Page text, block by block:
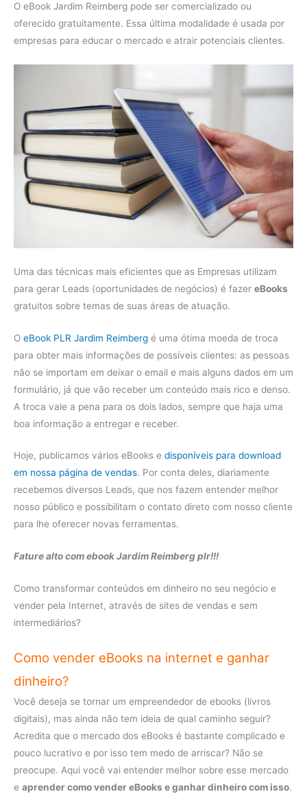
O eBook Jardim Reimberg pode ser comercializado ou
oferecido gratuitamente. Essa última modalidade é usada por
empresas para educar o mercado e atrair potenciais clientes.
Uma das técnicas mais eficientes que as Empresas utilizam
para gerar Leads (oportunidades de negócios) é fazer eBooks
gratuitos sobre temas de suas áreas de atuação.
O eBook PLR Jardim Reimberg é uma ótima moeda de troca
para obter mais informações de possíveis clientes: as pessoas
não se importam em deixar o email e mais alguns dados em um
formulário, já que vão receber um conteúdo mais rico e denso.
A troca vale a pena para os dois lados, sempre que haja uma
boa informação a entregar e receber.
Hoje, publicamos vários eBooks e disponíveis para download
em nossa página de vendas. Por conta deles, diariamente
recebemos diversos Leads, que nos fazem entender melhor
nosso público e possibilitam o contato direto com nosso cliente
para lhe oferecer novas ferramentas.
Fature alto com ebook Jardim Reimberg plr!!!
Como transformar conteúdos em dinheiro no seu negócio e
vender pela Internet, através de sites de vendas e sem
intermediários?
Como vender eBooks na internet e ganhar
dinheiro?
Você deseja se tornar um empreendedor de ebooks (livros
digitais), mas ainda não tem ideia de qual caminho seguir?
Acredita que o mercado dos eBooks é bastante complicado e
pouco lucrativo e por isso tem medo de arriscar? Não se
preocupe. Aqui você vai entender melhor sobre esse mercado
e aprender como vender eBooks e ganhar dinheiro com isso.